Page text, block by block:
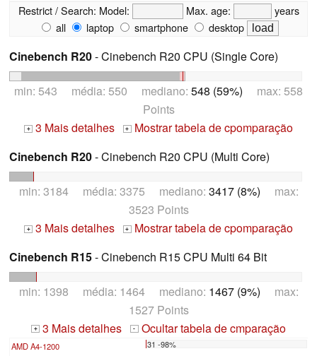
Restrict / Search: Model: Max. age:
years
all
laptop smartphone desktop
Cinebench R20- Cinebench R20 CPU (Single Core)
min: 543 média: 550 mediano: 548 (59%) max: 558
Points
+ 3 Mais detalhes + Mostrar tabela de cpomparação
Cinebench R20- Cinebench R20 CPU (Multi Core)
min: 3184 média: 3375 mediano: 3417 (8%) max:
3523 Points
+ 3 Mais detalhes + Mostrar tabela de cpomparação
Cinebench R15- Cinebench R15 CPU Multi 64 Bit
min: 1398 média: 1464 mediano: 1467 (9%) max:
1527 Points
+ 3 Mais detalhes - Ocultar tabela de cmparação
AMD A4-1200 31 -98%